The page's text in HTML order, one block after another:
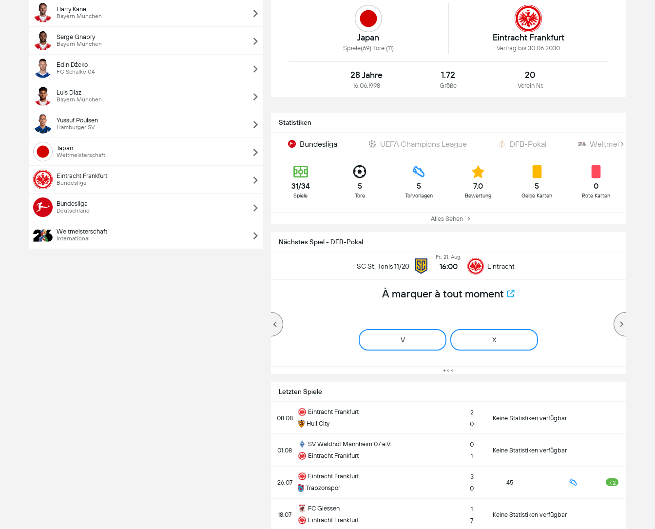
Harry Kane
Bayern München
Serge Gnabry
Bayern München
Edin Džeko
FC Schalke 04
Luis Diaz
Bayern München
Yussuf Poulsen
Hamburger SV
Japan
Weltmeisterschaft
Eintracht Frankfurt
Bundesliga
Bundesliga
Deutschland
Weltmeisterschaft
International
Japan
Spiele(69) Tore (11)
Eintracht Frankfurt
Vertrag bis 30.06.2030
28 Jahre
16.06.1998
1.72
Größe
20
Verein Nr.
Statistiken
Bundesliga UEFA Champions League DFB-Pokal Weltmeisterschaft
31/34
Spiele
5
Tore
5
Torvorlagen
7.0
Bewertung
5
Gelbe Karten
0
Rote Karten
Alles Sehen
Nächstes Spiel - DFB-Pokal
SC St. Tonis 11/20
Fr., 21. Aug.
16:00 Eintracht
À marquer à tout moment
V X
Letzten Spiele
08.08
Eintracht Frankfurt
Hull City
2
0
Keine Statistiken verfügbar
01.08
SV Waldhof Mannheim 07 e.V.
Eintracht Frankfurt
0
1
Keine Statistiken verfügbar
26.07
Eintracht Frankfurt
Trabzonspor
3
0
45 7.2
18.07
FC Giessen
Eintracht Frankfurt
1
7
Keine Statistiken verfügbar